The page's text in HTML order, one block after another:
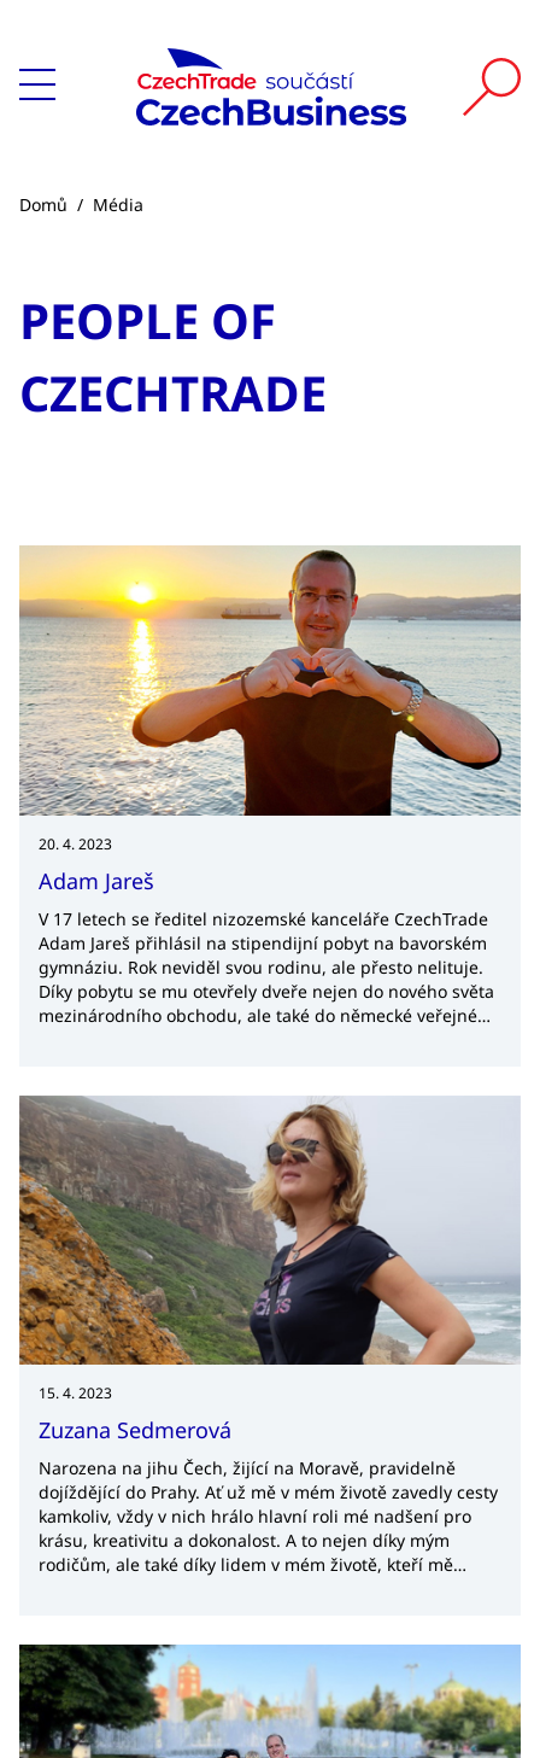
Domů / Média
PEOPLE OF
CZECHTRADE
20. 4. 2023
Adam Jareš
V 17 letech se ředitel nizozemské kanceláře CzechTrade
Adam Jareš přihlásil na stipendijní pobyt na bavorském
gymnáziu. Rok neviděl svou rodinu, ale přesto nelituje.
Díky pobytu se mu otevřely dveře nejen do nového světa
mezinárodního obchodu, ale také do německé veřejné
je součástí již 13 let. Díky pracovním příležitostem si
splnil sen pracovat v mezinárodním obchodě, bydlet u
moře a zastupovat Česko v zahraničí.
15. 4. 2023
Zuzana Sedmerová
Narozena na jihu Čech, žijící na Moravě, pravidelně
dojíždějící do Prahy. Ať už mě v mém životě zavedly cesty
kamkoliv, vždy v nich hrálo hlavní roli mé nadšení pro
krásu, kreativitu a dokonalost. A to nejen díky mým
rodičům, ale také díky lidem v mém životě, kteří mě